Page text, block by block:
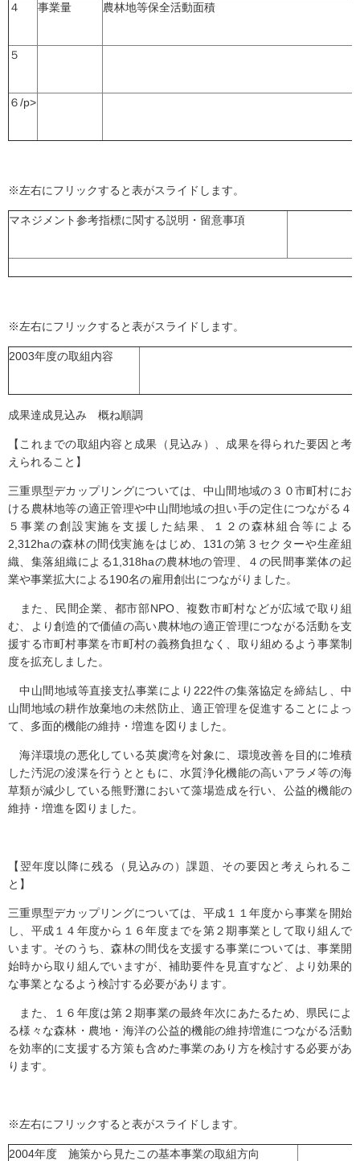
４ 事業量 農林地等保全活動面積
５
６/p>
※左右にフリックすると表がスライドします。
マネジメント参考指標に関する説明・留意事項
※左右にフリックすると表がスライドします。
2003年度の取組内容
成果達成見込み 概ね順調
【これまでの取組内容と成果（見込み）、成果を得られた要因と考
えられること】
三重県型デカップリングについては、中山間地域の３０市町村にお
ける農林地等の適正管理や中山間地域の担い手の定住につながる４
５事業の創設実施を支援した結果、１２の森林組合等による
2,312haの森林の間伐実施をはじめ、131の第３セクターや生産組
織、集落組織による1,318haの農林地の管理、４の民間事業体の起
業や事業拡大による190名の雇用創出につながりました。
また、民間企業、都市部NPO、複数市町村などが広域で取り組
む、より創造的で価値の高い農林地の適正管理につながる活動を支
援する市町村事業を市町村の義務負担なく、取り組めるよう事業制
度を拡充しました。
中山間地域等直接支払事業により222件の集落協定を締結し、中
山間地域の耕作放棄地の未然防止、適正管理を促進することによっ
て、多面的機能の維持・増進を図りました。
海洋環境の悪化している英虞湾を対象に、環境改善を目的に堆積
した汚泥の浚渫を行うとともに、水質浄化機能の高いアラメ等の海
草類が減少している熊野灘において藻場造成を行い、公益的機能の
維持・増進を図りました。
【翌年度以降に残る（見込みの）課題、その要因と考えられるこ
と】
三重県型デカップリングについては、平成１１年度から事業を開始
し、平成１４年度から１６年度までを第２期事業として取り組んで
います。そのうち、森林の間伐を支援する事業については、事業開
始時から取り組んでいますが、補助要件を見直すなど、より効果的
な事業となるよう検討する必要があります。
また、１６年度は第２期事業の最終年次にあたるため、県民によ
る様々な森林・農地・海洋の公益的機能の維持増進につながる活動
を効率的に支援する方策も含めた事業のあり方を検討する必要があ
ります。
※左右にフリックすると表がスライドします。
2004年度 施策から見たこの基本事業の取組方向